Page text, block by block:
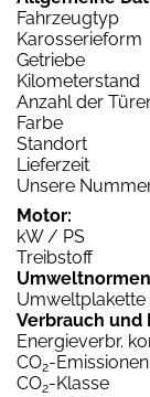
Fahrzeugtyp
Karosserieform
Getriebe
Kilometerstand
Anzahl der
Farbe
Standort
Lieferzeit
Unsere
Motor:
kW / PS
Treibstoff
Umweltplakette
Verbrauch und
Energieverbr.
CO2-
CO2-Klasse